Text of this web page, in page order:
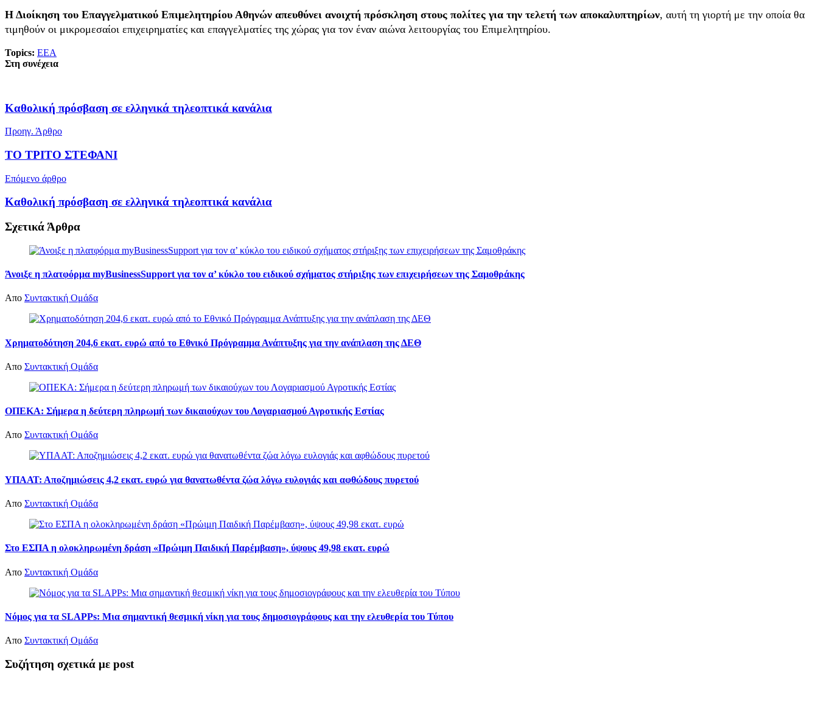
Η Διοίκηση του Επαγγελματικού Επιμελητηρίου Αθηνών απευθύνει ανοιχτή πρόσκληση στους πολίτες για την τελετή των αποκαλυπτηρίων, αυτή τη γιορτή με την οποία θα
τιμηθούν οι μικρομεσαίοι επιχειρηματίες και επαγγελματίες της χώρας για τον έναν αιώνα λειτουργίας του Επιμελητηρίου.
Topics: ΕΕΑ
Στη συνέχεια
Καθολική πρόσβαση σε ελληνικά τηλεοπτικά κανάλια
Προηγ. Άρθρο
ΤΟ ΤΡΙΤΟ ΣΤΕΦΑΝΙ
Επόμενο άρθρο
Καθολική πρόσβαση σε ελληνικά τηλεοπτικά κανάλια
Σχετικά Άρθρα
Άνοιξε η πλατφόρμα myBusinessSupport για τον α’ κύκλο του ειδικού σχήματος στήριξης των επιχειρήσεων της Σαμοθράκης
Απο Συντακτική Ομάδα
Χρηματοδότηση 204,6 εκατ. ευρώ από το Εθνικό Πρόγραμμα Ανάπτυξης για την ανάπλαση της ΔΕΘ
Απο Συντακτική Ομάδα
ΟΠΕΚΑ: Σήμερα η δεύτερη πληρωμή των δικαιούχων του Λογαριασμού Αγροτικής Εστίας
Απο Συντακτική Ομάδα
ΥΠΑΑΤ: Αποζημιώσεις 4,2 εκατ. ευρώ για θανατωθέντα ζώα λόγω ευλογιάς και αφθώδους πυρετού
Απο Συντακτική Ομάδα
Στο ΕΣΠΑ η ολοκληρωμένη δράση «Πρώιμη Παιδική Παρέμβαση», ύψους 49,98 εκατ. ευρώ
Απο Συντακτική Ομάδα
Νόμος για τα SLAPPs: Μια σημαντική θεσμική νίκη για τους δημοσιογράφους και την ελευθερία του Τύπου
Απο Συντακτική Ομάδα
Συζήτηση σχετικά με post